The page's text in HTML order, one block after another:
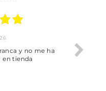
y no me ha
en tienda